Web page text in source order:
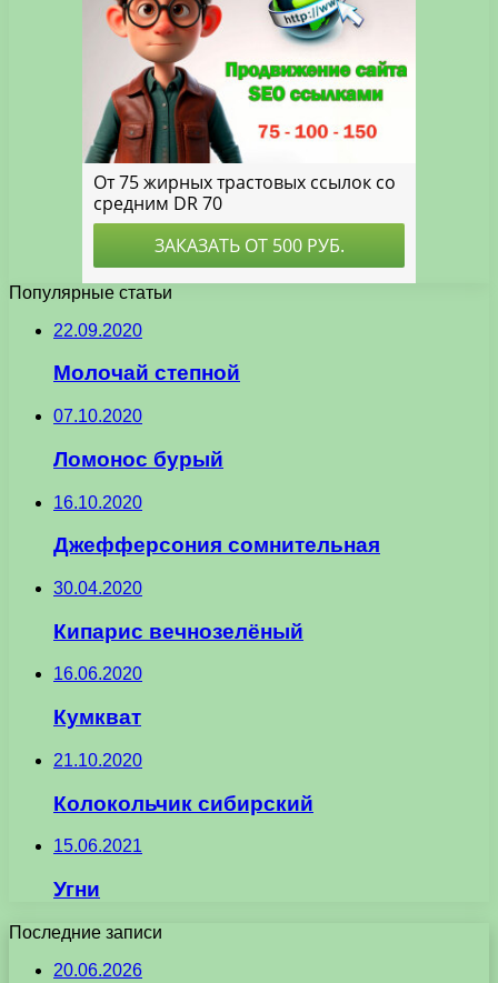
Популярные статьи
22.09.2020
Молочай степной
07.10.2020
Ломонос бурый
16.10.2020
Джефферсония сомнительная
30.04.2020
Кипарис вечнозелёный
16.06.2020
Кумкват
21.10.2020
Колокольчик сибирский
15.06.2021
Угни
Последние записи
20.06.2026